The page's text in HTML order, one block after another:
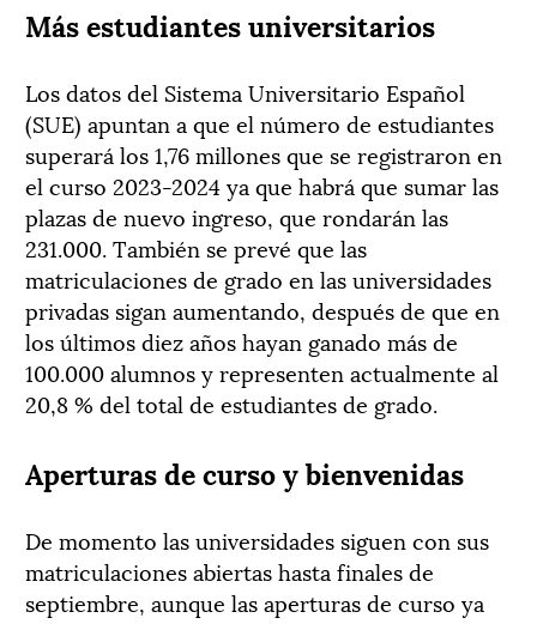
Más estudiantes universitarios
Los datos del Sistema Universitario Español
(SUE) apuntan a que el número de estudiantes
superará los 1,76 millones que se registraron en
el curso 2023-2024 ya que habrá que sumar las
plazas de nuevo ingreso, que rondarán las
231.000. También se prevé que las
matriculaciones de grado en las universidades
privadas sigan aumentando, después de que en
los últimos diez años hayan ganado más de
100.000 alumnos y representen actualmente al
20,8 % del total de estudiantes de grado.
Aperturas de curso y bienvenidas
De momento las universidades siguen con sus
matriculaciones abiertas hasta finales de
septiembre, aunque las aperturas de curso ya